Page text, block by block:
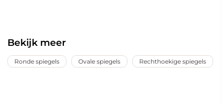
Bekijk meer
Ronde spiegels Ovale spiegels Rechthoekige spiegels